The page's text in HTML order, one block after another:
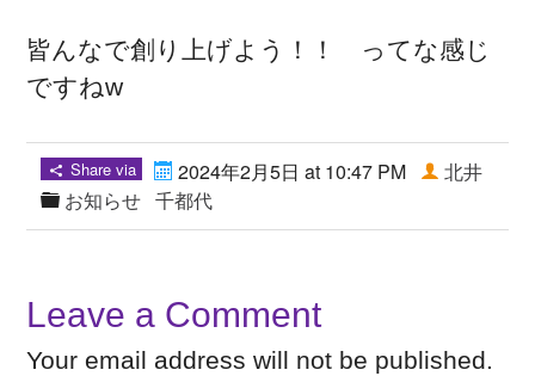
皆んなで創り上げよう！！ ってな感じ
ですねw
Share via
2024年2月5日 at 10:47 PM
お知らせ
北井
千都代
Leave a Comment
Your email address will not be published.